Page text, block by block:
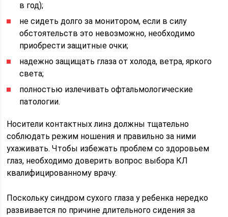
в год);
не сидеть долго за монитором, если в силу
обстоятельств это невозможно, необходимо
приобрести защитные очки;
надежно защищать глаза от холода, ветра, яркого
света;
полностью излечивать офтальмологические
патологии.
Носители контактных линз должны тщательно
соблюдать режим ношения и правильно за ними
ухаживать. Чтобы избежать проблем со здоровьем
глаз, необходимо доверить вопрос выбора КЛ
квалифицированному врачу.
Поскольку синдром сухого глаза у ребенка нередко
развивается по причине длительного сидения за